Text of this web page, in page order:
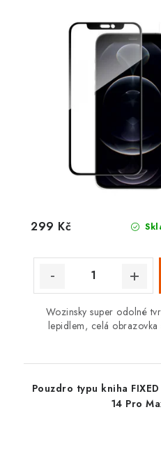
299 Kč
Wozinsky super odolné
lepidlem, celá
Pouzdro typu kniha
14 Pro